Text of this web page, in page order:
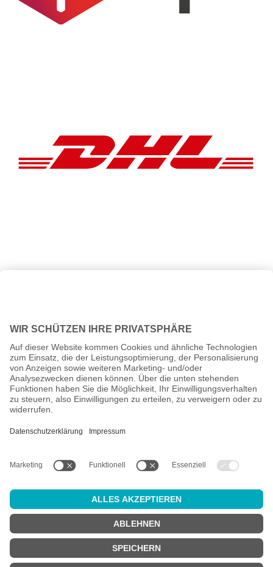
ggf. Nachnahmegebühren, wenn nicht anders angegeben.
Altersprüfung
Achtung:um diesen Onlineshop zu nutzen, müssen Siemindestens
18 Jahre alt